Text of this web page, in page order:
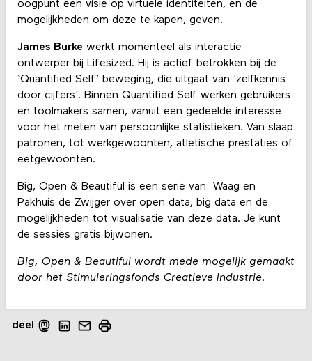
oogpunt een visie op virtuele identiteiten, en de
mogelijkheden om deze te kapen, geven.
James Burke werkt momenteel als interactie
ontwerper bij Lifesized. Hij is actief betrokken bij de
‘Quantified Self’ beweging, die uitgaat van 'zelfkennis
door cijfers'. Binnen Quantified Self werken gebruikers
en toolmakers samen, vanuit een gedeelde interesse
voor het meten van persoonlijke statistieken. Van slaap
patronen, tot werkgewoonten, atletische prestaties of
eetgewoonten.
Big, Open & Beautiful is een serie van Waag en
Pakhuis de Zwijger over open data, big data en de
mogelijkheden tot visualisatie van deze data. Je kunt
de sessies gratis bijwonen.
Big, Open & Beautiful wordt mede mogelijk gemaakt
door het Stimuleringsfonds Creatieve Industrie.
deel